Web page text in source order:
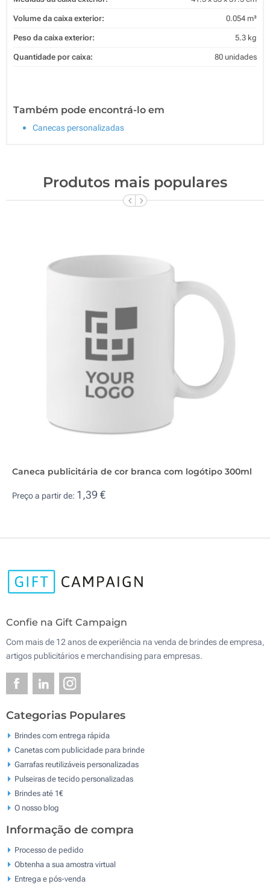
Volume da caixa exterior: 0.054 m³
Peso da caixa exterior: 5.3 kg
Quantidade por caixa: 80 unidades
Também pode encontrá-lo em
Canecas personalizadas
Produtos mais populares
Caneca publicitária de cor branca com logótipo 300ml
Preço a partir de: 1,39 €
Confie na Gift Campaign
Com mais de 12 anos de experiência na venda de brindes de empresa,
artigos publicitários e merchandising para empresas.
Categorias Populares
Brindes com entrega rápida
Canetas com publicidade para brinde
Garrafas reutilizáveis personalizadas
Pulseiras de tecido personalizadas
Brindes até 1€
O nosso blog
Informação de compra
Processo de pedido
Obtenha a sua amostra virtual
Entrega e pós-venda